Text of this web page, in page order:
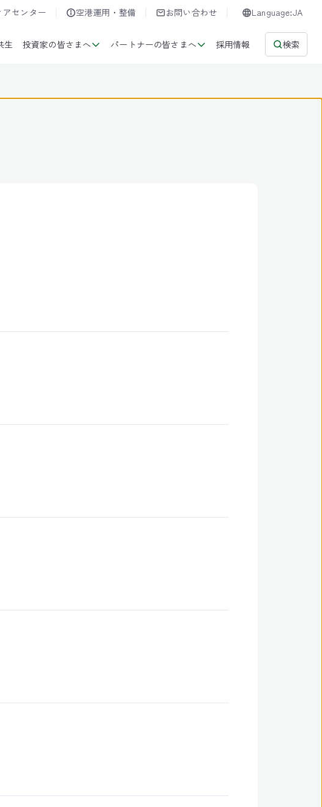
アセンター 空港運用・整備 お問い合わせ Language:JA
生 投資家の皆さまへ パートナーの皆さまへ 採用情報 検索